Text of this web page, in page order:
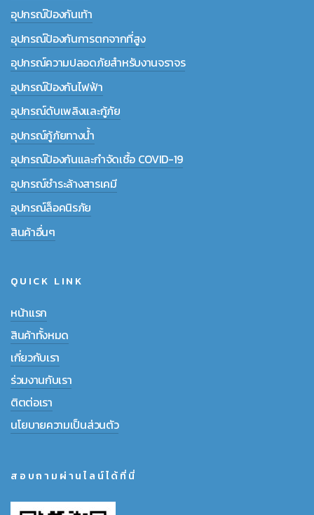
อุปกรณ์ป้องกันเท้า
อุปกรณ์ป้องกันการตกจากที่สูง
อุปกรณ์ความปลอดภัยสำหรับงานจราจร
อุปกรณ์ป้องกันไฟฟ้า
อุปกรณ์ดับเพลิงและกู้ภัย
อุปกรณ์กู้ภัยทางน้ำ
อุปกรณ์ป้องกันและกำจัดเชื้อ COVID-19
อุปกรณ์ชำระล้างสารเคมี
อุปกรณ์ล็อคนิรภัย
สินค้าอื่นๆ
QUICK LINK
หน้าแรก
สินค้าทั้งหมด
เกี่ยวกับเรา
ร่วมงานกับเรา
ติตต่อเรา
นโยบายความเป็นส่วนตัว
สอบถามผ่านไลน์ได้ที่นี่